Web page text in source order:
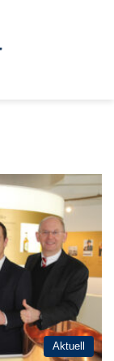
Aktuell